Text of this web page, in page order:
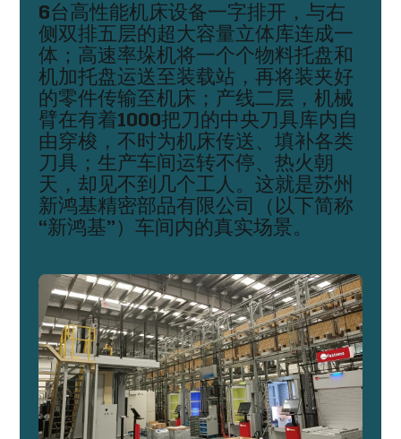
6台高性能机床设备一字排开，与右
侧双排五层的超大容量立体库连成一
体；高速率垛机将一个个物料托盘和
机加托盘运送至装载站，再将装夹好
的零件传输至机床；产线二层，机械
臂在有着1000把刀的中央刀具库内自
由穿梭，不时为机床传送、填补各类
刀具；生产车间运转不停、热火朝
天，却见不到几个工人。这就是苏州
新鸿基精密部品有限公司（以下简称
“新鸿基”）车间内的真实场景。